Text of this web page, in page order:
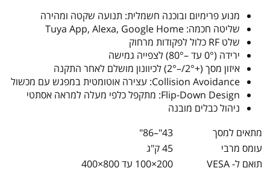
מנוע פרימיום ובוכנה חשמלית: תנועה שקטה ומהירה
שליטה חכמה: Tuya App, Alexa, Google Home
שלט RF כלול לפקודות מרחוק
ירידה (0° עד –80°) לצפייה גמישה
איזון מסך (+2°/–2°) לכיוונון מושלם לאחר התקנה
Collision Avoidance: עצירה אוטומטית במפגש עם מכשול
Flip-Down Design: מתקפל כלפי מעלה למראה אסתטי
ניהול כבלים מובנה
מתאים למסך
43"–86"
עומס מרבי
45 ק"ג
תואם ל- VESA
200×100 עד 800×400